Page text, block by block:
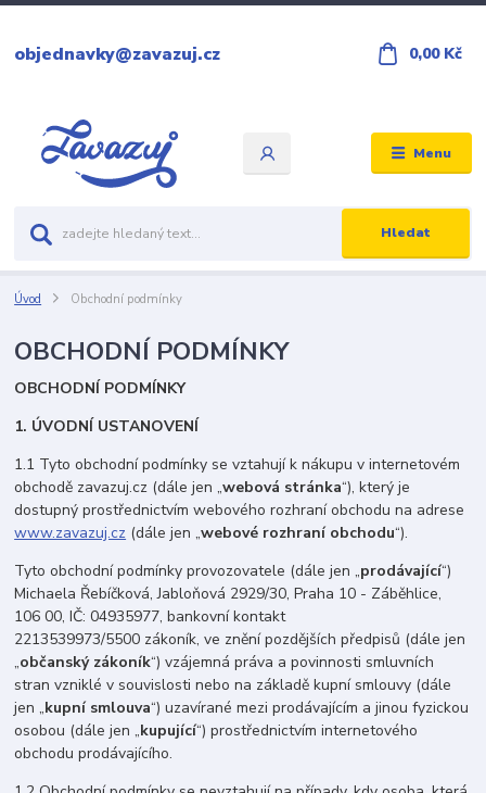
Menu
Hledat
objednavky@zavazuj.cz 0,00 Kč
Úvod Obchodní podmínky
OBCHODNÍ PODMÍNKY
OBCHODNÍ PODMÍNKY
1. ÚVODNÍ USTANOVENÍ
1.1 Tyto obchodní podmínky se vztahují k nákupu v internetovém
obchodě zavazuj.cz (dále jen „webová stránka“), který je
dostupný prostřednictvím webového rozhraní obchodu na adrese
www.zavazuj.cz (dále jen „webové rozhraní obchodu“).
Tyto obchodní podmínky provozovatele (dále jen „prodávající“)
Michaela Řebíčková, Jabloňová 2929/30, Praha 10 - Záběhlice,
106 00, IČ: 04935977, bankovní kontakt
2213539973/5500 zákoník, ve znění pozdějších předpisů (dále jen
„občanský zákoník“) vzájemná práva a povinnosti smluvních
stran vzniklé v souvislosti nebo na základě kupní smlouvy (dále
jen „kupní smlouva“) uzavírané mezi prodávajícím a jinou fyzickou
osobou (dále jen „kupující“) prostřednictvím internetového
obchodu prodávajícího.